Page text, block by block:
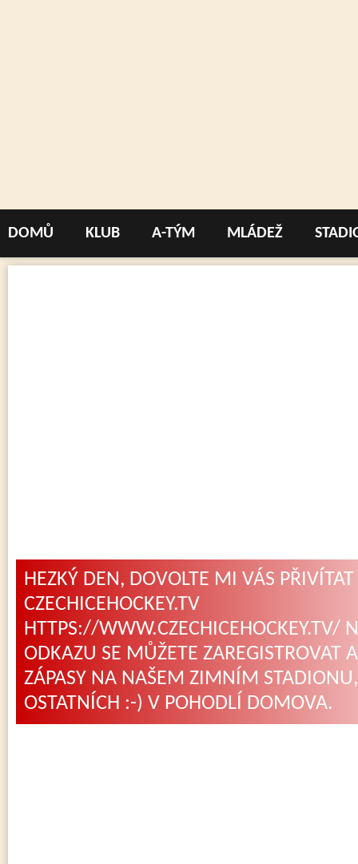
DOMŮ KLUB A-TÝM MLÁDEŽ
HEZKÝ DEN, DOVOLTE MI VÁS
CZECHICEHOCKEY.TV
HTTPS://WWW.CZECHICEHOCKEY.TV/
ODKAZU SE MŮŽETE ZAREGISTROVAT
ZÁPASY NA NAŠEM ZIMNÍM
OSTATNÍCH :-) V POHODLÍ DOMOVA.